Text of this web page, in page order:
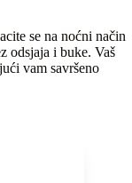
se na noćni način
odsjaja i buke. Vaš
vam savršeno